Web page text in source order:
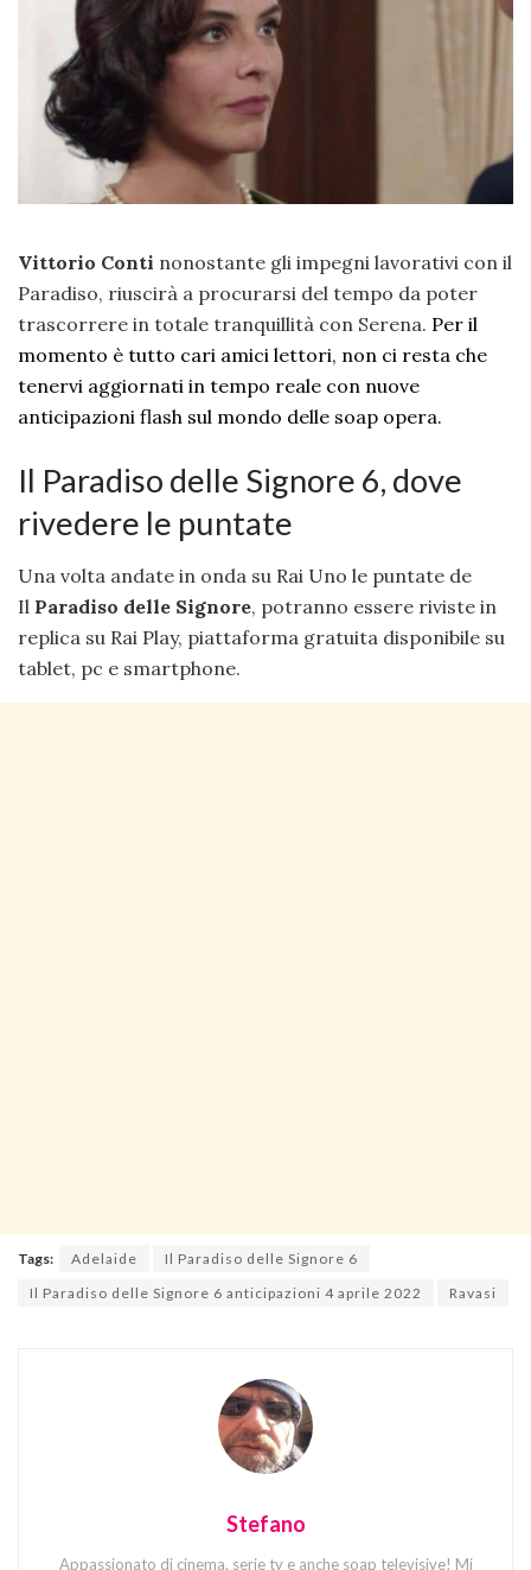
Vittorio Conti nonostante gli impegni lavorativi con il
Paradiso, riuscirà a procurarsi del tempo da poter
trascorrere in totale tranquillità con Serena. Per il
momento è tutto cari amici lettori, non ci resta che
tenervi aggiornati in tempo reale con nuove
anticipazioni flash sul mondo delle soap opera.
Il Paradiso delle Signore 6, dove
rivedere le puntate
Una volta andate in onda su Rai Uno le puntate de
Il Paradiso delle Signore, potranno essere riviste in
replica su Rai Play, piattaforma gratuita disponibile su
tablet, pc e smartphone.
Tags: Adelaide
Il Paradiso delle Signore 6
Il Paradiso delle Signore 6 anticipazioni 4 aprile 2022
Ravasi
Stefano
Appassionato di cinema, serie tv e anche soap televisive! Mi